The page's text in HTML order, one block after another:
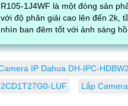
R105-1J4WF là một đòng sản
với độ phân giải cao lên đến 2k,
nhìn ban đêm tốt với ánh sáng
quay xoay...
IP Dahua DH-IPC-
LUF Lắp